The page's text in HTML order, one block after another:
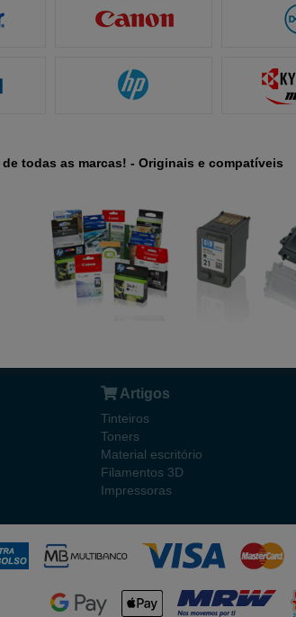
todas as marcas! - Originais e compatíveis
Artigos
Tinteiros
Toners
Material escritório
Filamentos 3D
Impressoras